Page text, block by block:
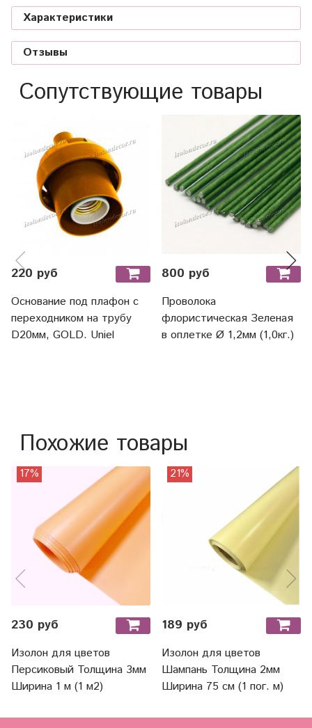
Характеристики
Отзывы
Сопутствующие товары
220 руб
Основание под плафон с
переходником на трубу
D20мм, GOLD. Uniel
800 руб
Проволока
флористическая Зеленая
в оплетке Ø 1,2мм (1,0кг.)
Похожие товары
17%
230 руб
Изолон для цветов
Персиковый Толщина 3мм
Ширина 1 м (1 м2)
21%
189 руб
Изолон для цветов
Шампань Толщина 2мм
Ширина 75 см (1 пог. м)